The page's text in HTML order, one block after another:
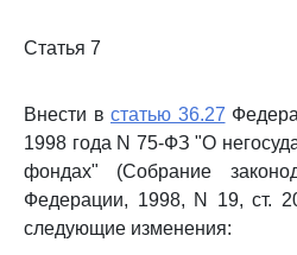
Статья 7
Внести в статью 36.27
1998 года N 75-ФЗ "О
фондах" (Собрание
Федерации, 1998, N 19, ст.
следующие изменения: